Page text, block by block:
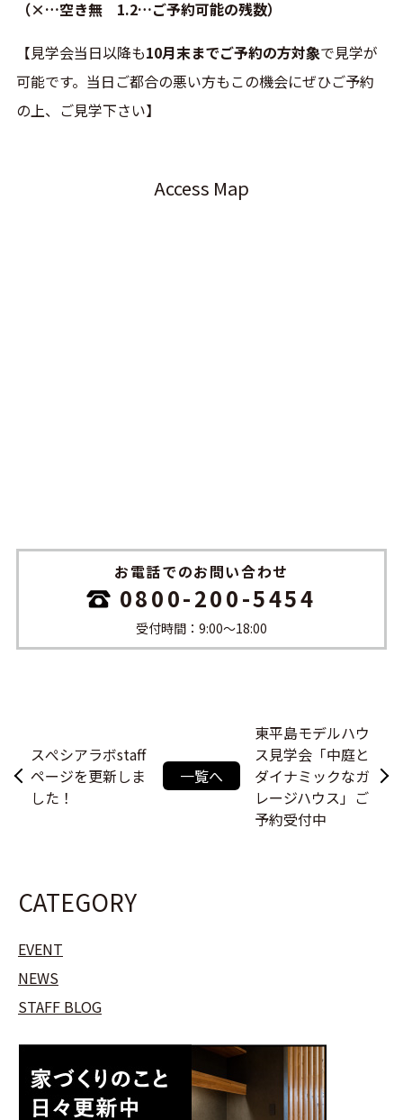
（×…空き無 1.2…ご予約可能の残数）
【見学会当日以降も10月末までご予約の方対象で見学が
可能です。当日ご都合の悪い方もこの機会にぜひご予約
の上、ご見学下さい】
Access Map
お電話でのお問い合わせ
0800-200-5454
受付時間：9:00〜18:00
スぺシアラボstaff
ページを更新しま
した！
一覧へ
東平島モデルハウ
ス見学会「中庭と
ダイナミックなガ
レージハウス」ご
予約受付中
CATEGORY
EVENT
NEWS
STAFF BLOG